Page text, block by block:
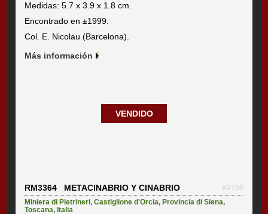
Medidas: 5.7 x 3.9 x 1.8 cm.
Encontrado en ±1999.
Col. E. Nicolau (Barcelona).
Más información
VENDIDO
RM3364 METACINABRIO Y CINABRIO
#2756
Miniera di Pietrineri,Castiglione d'Orcia, Provincia di Siena,
Toscana, Italia